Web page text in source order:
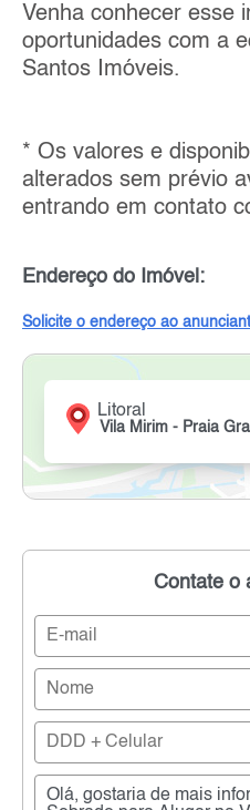
Venha conhecer esse
oportunidades com a
Santos Imóveis.
* Os valores e
alterados sem prévio
entrando em contato
Endereço do Imóvel:
Solicite o endereço ao
Litoral
Vila Mirim - Praia
Contate o